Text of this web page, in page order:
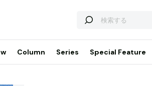
Column Series Special Feature